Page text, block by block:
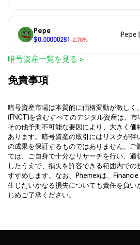
Pepe
$0.00000281-2.70%
Pepe
暗号資産一覧を見る >
免責事項
暗号資産市場は本質的に価格変動が激しく
(FNCT)を含むすべてのデジタル資産は、市
その他予測不可能な要因により、大きく価
あります。暗号資産の取引にはリスクが伴
の成果を保証するものではありません。ご
ては、ご自身で十分なリサーチを行い、適
したうえで、損失を許容できる範囲内での
すすめします。なお、Phemexは、
生じたいかなる損失についても責任を負い
じめご了承ください。